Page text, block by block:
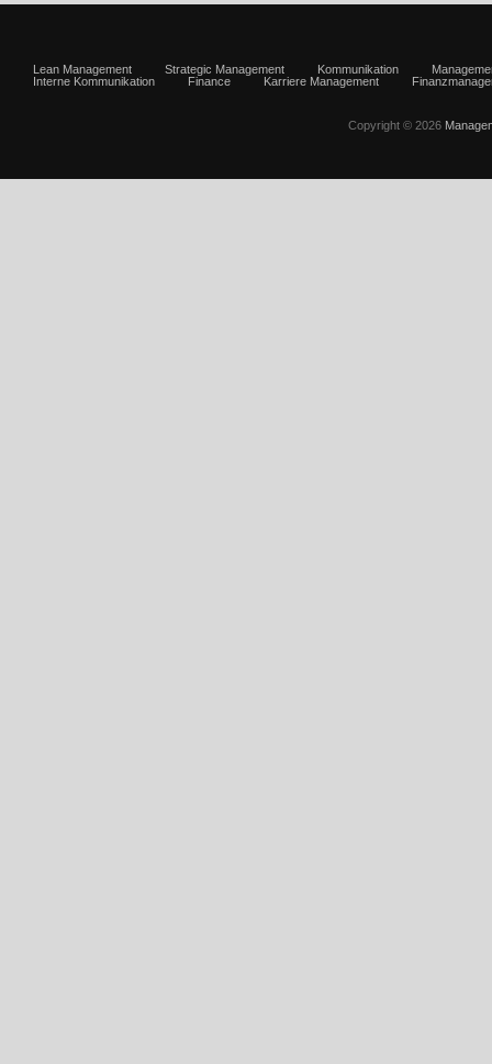
Lean Management Strategic Management Kommunikation
Interne Kommunikation
Finance Karriere Management
Copyright © 2026